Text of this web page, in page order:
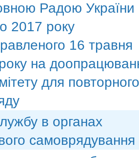
Радою України
2017 року
16 травня
на
для повторного
в органах
самоврядування